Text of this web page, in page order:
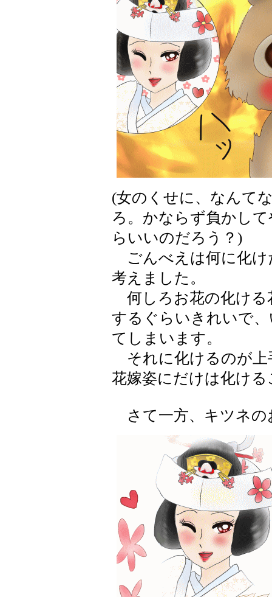
(女のくせに、なんて
ろ。かならず負かし
らいいのだろう？)
ごんべえは何に化け
考えました。
何しろお花の化ける
するぐらいきれいで
てしまいます。
それに化けるのが上
花嫁姿にだけは化け
さて一方、キツネの